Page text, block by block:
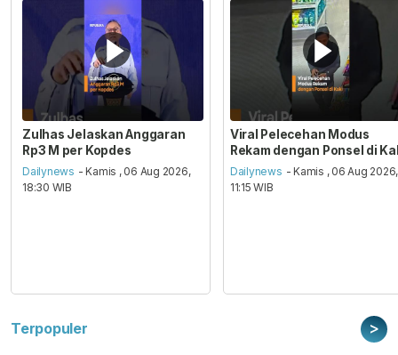
Zulhas Jelaskan Anggaran
Rp3 M per Kopdes
Dailynews - Kamis , 06 Aug 2026,
18:30 WIB
Viral Pelecehan Modus
Rekam dengan Ponsel di
Dailynews - Kamis , 06 Aug 2026,
11:15 WIB
Terpopuler >